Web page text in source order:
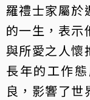
羅禮士家屬於
的一生，表示
與所愛之人懷
長年的工作
良，影響了